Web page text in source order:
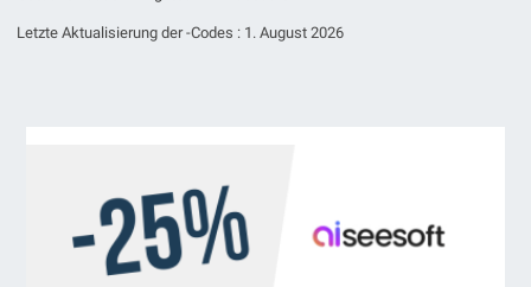
Letzte Aktualisierung der -Codes : 1. August 2026